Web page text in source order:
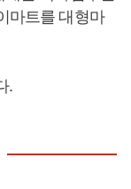
마트를 대형마
.